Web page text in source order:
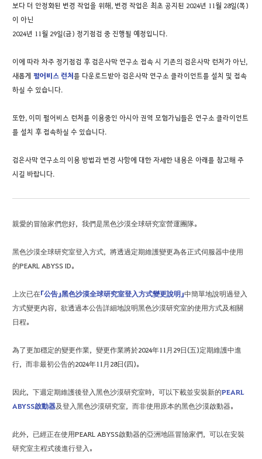
보다 더 안정화된 변경 작업을 위해, 변경 작업은 최초 공지된 2024년 11월 28일(목)
이 아닌
2024년 11월 29일(금) 정기점검 중 진행될 예정입니다.
이에 따라 차주 정기점검 후 검은사막 연구소 접속 시 기존의 검은사막 런처가 아닌,
새롭게 펄어비스 런처를 다운로드받아 검은사막 연구소 클라이언트를 설치 및 접속
하실 수 있습니다.
또한, 이미 펄어비스 런처를 이용중인 아시아 권역 모험가님들은 연구소 클라이언트
를 설치 후 접속하실 수 있습니다.
검은사막 연구소의 이용 방법과 변경 사항에 대한 자세한 내용은 아래를 참고해 주
시길 바랍니다.
親愛的冒險家們您好，我們是黑色沙漠全球研究室營運團隊。
黑色沙漠全球研究室登入方式，將透過定期維護變更為各正式伺服器中使用
的PEARL ABYSS ID。
上次已在「公告」黑色沙漠全球研究室登入方式變更說明」中簡單地說明過登入
方式變更內容，欲透過本公告詳細地說明黑色沙漠研究室的使用方式及相關
日程。
為了更加穩定的變更作業，變更作業將於2024年11月29日(五)定期維護中進
行，而非最初公告的2024年11月28日(四)。
因此，下週定期維護後登入黑色沙漠研究室時，可以下載並安裝新的PEARL
ABYSS啟動器及登入黑色沙漠研究室，而非使用原本的黑色沙漠啟動器。
此外，已經正在使用PEARL ABYSS啟動器的亞洲地區冒險家們，可以在安裝
研究室主程式後進行登入。